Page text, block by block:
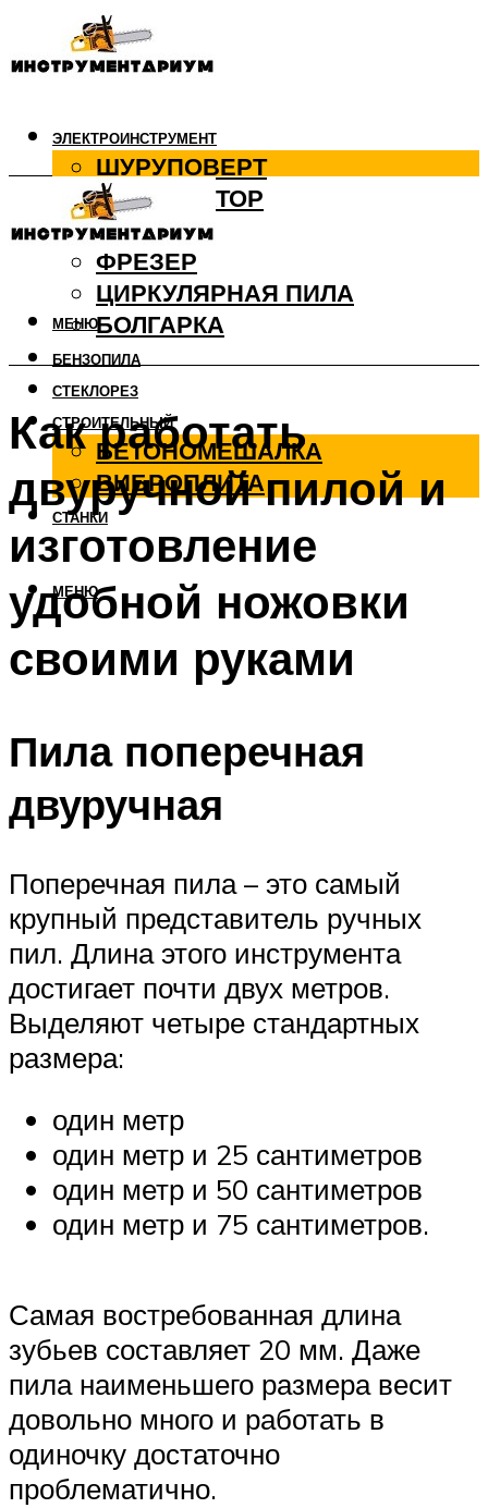
ЭЛЕКТРОИНСТРУМЕНТ
ШУРУПОВЕРТ
ПЕРФОРАТОР
ДРЕЛЬ
ФРЕЗЕР
ЦИРКУЛЯРНАЯ ПИЛА
БОЛГАРКА
БЕНЗОПИЛА
СТЕКЛОРЕЗ
СТРОИТЕЛЬНЫЙ
БЕТОНОМЕШАЛКА
ВИБРОПЛИТА
СТАНКИ
МЕНЮ
МЕНЮ
Как работать
двуручной пилой и
изготовление
удобной ножовки
своими руками
Пила поперечная
двуручная
Поперечная пила – это самый
крупный представитель ручных
пил. Длина этого инструмента
достигает почти двух метров.
Выделяют четыре стандартных
размера:
один метр
один метр и 25 сантиметров
один метр и 50 сантиметров
один метр и 75 сантиметров.
Самая востребованная длина
зубьев составляет 20 мм. Даже
пила наименьшего размера весит
довольно много и работать в
одиночку достаточно
проблематично.